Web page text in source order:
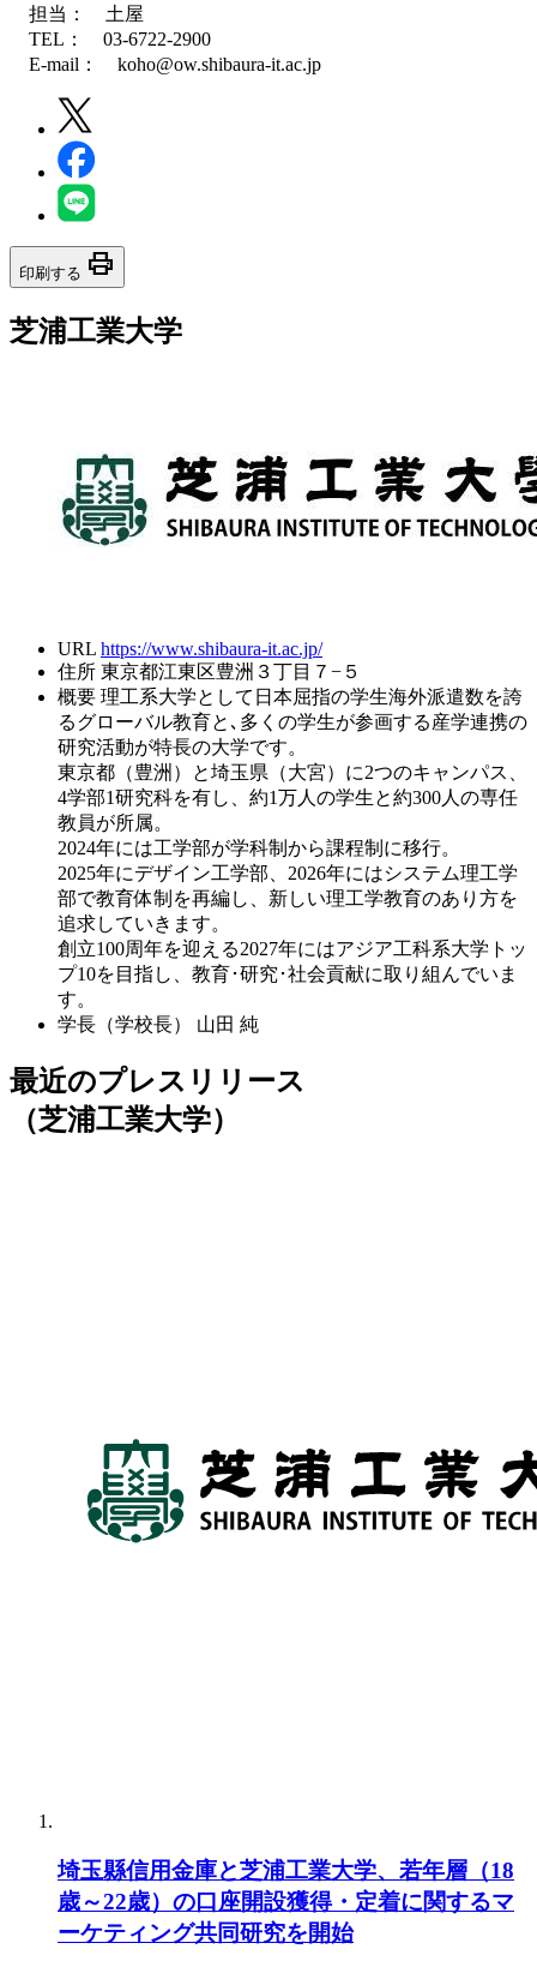
担当： 土屋
TEL： 03-6722-2900
E-mail： koho@ow.shibaura-it.ac.jp
印刷する print
芝浦工業大学
URL https://www.shibaura-it.ac.jp/
住所 東京都江東区豊洲３丁目７−５
概要 理工系大学として日本屈指の学生海外派遣数を誇
るグローバル教育と､多くの学生が参画する産学連携の
研究活動が特長の大学です。
東京都（豊洲）と埼玉県（大宮）に2つのキャンパス、
4学部1研究科を有し、約1万人の学生と約300人の専任
教員が所属。
2024年には工学部が学科制から課程制に移行。
2025年にデザイン工学部、2026年にはシステム理工学
部で教育体制を再編し、新しい理工学教育のあり方を
追求していきます。
創立100周年を迎える2027年にはアジア工科系大学トッ
プ10を目指し、教育･研究･社会貢献に取り組んでいま
す。
学長（学校長）
山田 純
最近のプレスリリース
（芝浦工業大学）
埼玉縣信用金庫と芝浦工業大学、若年層（18
歳～22歳）の口座開設獲得・定着に関するマ
ーケティング共同研究を開始